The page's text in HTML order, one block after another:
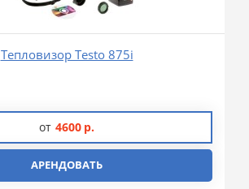
Тепловизор Testo 875i
от 4600 р.
АРЕНДОВАТЬ